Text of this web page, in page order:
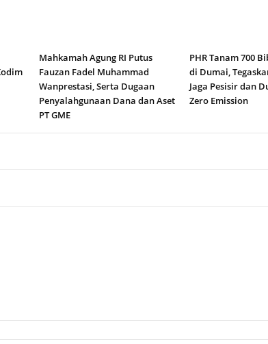
Mahkamah Agung RI Putus
Fauzan Fadel Muhammad
Wanprestasi, Serta Dugaan
Penyalahgunaan Dana dan Aset
PT GME
PHR Tanam 700
di Dumai,
Jaga Pesisir dan
Zero Emission